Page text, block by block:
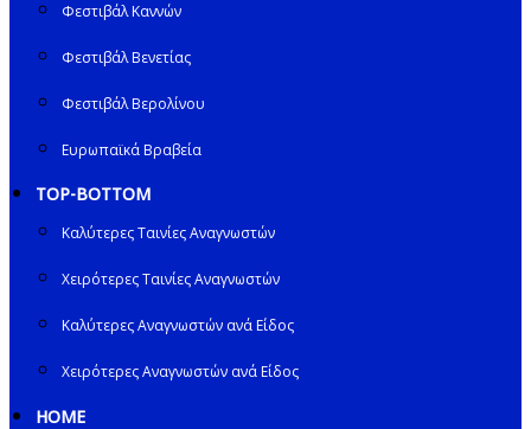
Φεστιβάλ Καννών
Φεστιβάλ Βενετίας
Φεστιβάλ Βερολίνου
Ευρωπαϊκά Βραβεία
TOP-BOTTOM
Καλύτερες Ταινίες Αναγνωστών
Χειρότερες Ταινίες Αναγνωστών
Καλύτερες Αναγνωστών ανά Είδος
Χειρότερες Αναγνωστών ανά Είδος
HOME